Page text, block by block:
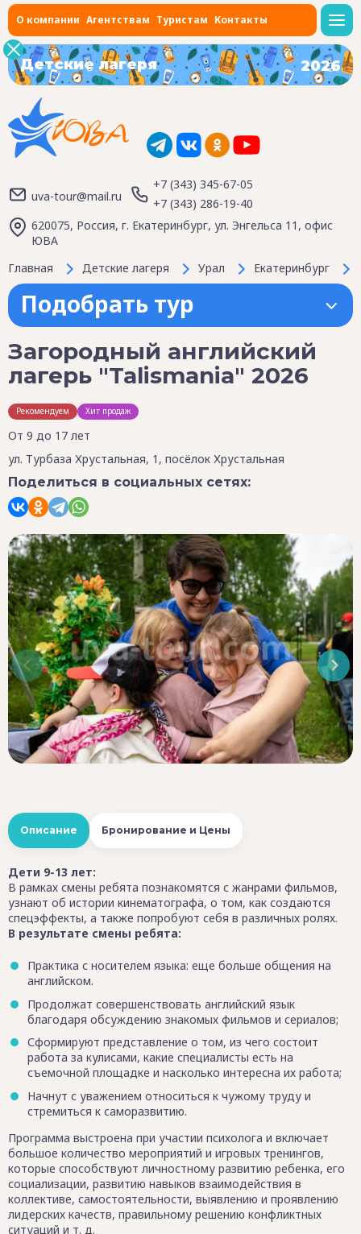
О компании Агентствам Туристам Контакты
Детские лагеря 2026
uva-tour@mail.ru
+7 (343) 345-67-05
+7 (343) 286-19-40
620075, Россия, г. Екатеринбург, ул. Энгельса 11, офис
ЮВА
Главная
Детские лагеря Урал Екатеринбург
Подобрать тур
Загородный английский
лагерь "Talismania" 2026
От 9 до 17 лет
ул. Турбаза Хрустальная, 1, посёлок Хрустальная
Рекомендуем Хит продаж
Поделиться в социальных сетях:
Описание Бронирование и Цены
Дети 9-13 лет:
В рамках смены ребята познакомятся с жанрами фильмов,
узнают об истории кинематографа, о том, как создаются
спецэффекты, а также попробуют себя в различных ролях.
В результате смены ребята:
Практика с носителем языка: еще больше общения на
английском.
Продолжат совершенствовать английский язык
благодаря обсуждению знакомых фильмов и сериалов;
Сформируют представление о том, из чего состоит
работа за кулисами, какие специалисты есть на
съемочной площадке и насколько интересна их работа;
Начнут с уважением относиться к чужому труду и
стремиться к саморазвитию.
Программа выстроена при участии психолога и включает
большое количество мероприятий и игровых тренингов,
которые способствуют личностному развитию ребенка, его
социализации, развитию навыков взаимодействия в
коллективе, самостоятельности, выявлению и проявлению
лидерских качеств, правильному решению конфликтных
ситуаций и т. д.